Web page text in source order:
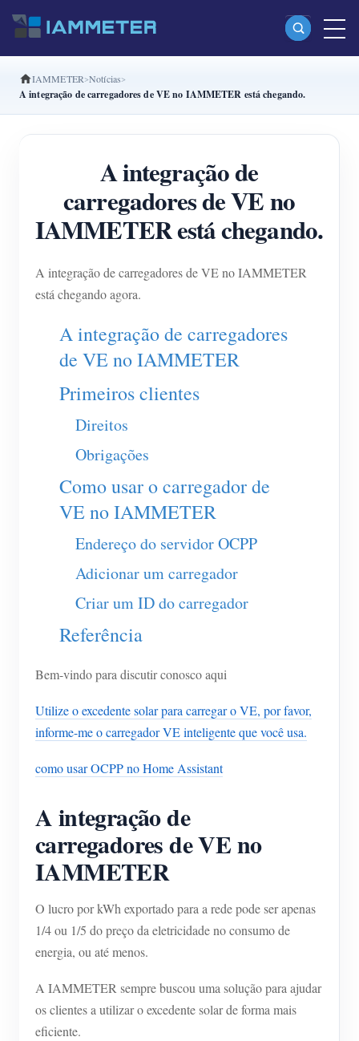
Produtos
Trifásico Medidor de energia Wi-Fi (WEM3080T)
Trifásico Medidor de energia Wi-Fi (WEM3046T)
Trifásico Medidor de energia Wi-Fi (WEM3050T)
Controlador de potência WiFi
IAMMETER Cloud Pro
Serviço de hospedagem própria
Carregador EV
IAMMETER Simulator
Medidor virtual
Sistema de previsão e simulação de energia
Aplicações
Monitor de energia do sistema solar fotovoltaico
Monitor de consumo de eletricidade
Sistema de controle de aquecedor FV
Monitoramento de energia da fábrica
Recursos
FAQ
Notícias
Blog
Comunidade
Programa de contribuidores
Atividades IAMMETER
Fórum
Explorar site
Ranking FV
Soluções
IAMMETER Notícias
A integração de carregadores de VE no IAMMETER está chegando.
A integração de
carregadores de VE no
IAMMETER está chegando.
A integração de carregadores de VE no IAMMETER
está chegando agora.
A integração de carregadores
de VE no IAMMETER
Primeiros clientes
Direitos
Obrigações
Como usar o carregador de
VE no IAMMETER
Endereço do servidor OCPP
Adicionar um carregador
Criar um ID do carregador
Referência
Bem-vindo para discutir conosco aqui
Utilize o excedente solar para carregar o VE, por favor,
informe-me o carregador VE inteligente que você usa.
como usar OCPP no Home Assistant
A integração de
carregadores de VE no
IAMMETER
O lucro por kWh exportado para a rede pode ser apenas
1/4 ou 1/5 do preço da eletricidade no consumo de
energia, ou até menos.
A IAMMETER sempre buscou uma solução para ajudar
os clientes a utilizar o excedente solar de forma mais
eficiente.